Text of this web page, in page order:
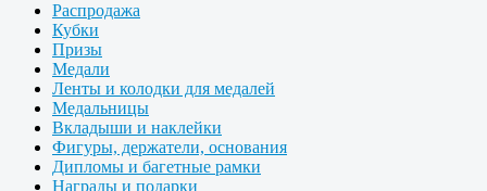
Распродажа
Кубки
Призы
Медали
Ленты и колодки для медалей
Медальницы
Вкладыши и наклейки
Фигуры, держатели, основания
Дипломы и багетные рамки
Награды и подарки